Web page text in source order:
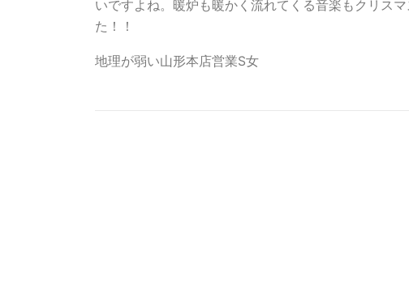
いですよね。暖炉も暖かく流れてくる音楽もクリス
た！！
地理が弱い山形本店営業S女